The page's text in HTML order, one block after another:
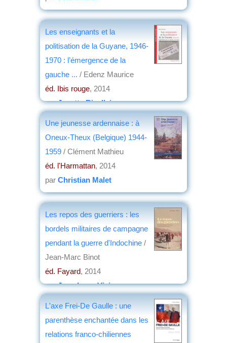
Les enseignants et la
politisation de la Guyane, 1946-
1970 : l’émergence de la
gauche ... / Edenz Maurice
éd. Ibis rouge, 2014
parJosette Rivallain
Une jeunesse ardennaise : à
Oneux-Theux (Belgique) 1944-
1959 / Clément Mathieu
éd. l'Harmattan, 2014
par Christian Malet
Les repos des guerriers : les
bordels militaires de campagne
pendant la guerre d'Indochine /
Jean-Marc Binot
éd. Fayard, 2014
parJean-Loup Vivier
L'axe Frei-De Gaulle : une
parenthèse enchantée dans les
relations franco-chiliennes